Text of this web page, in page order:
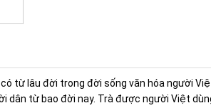
từ lâu đời trong đời sống văn hóa người
dân từ bao đời nay. Trà được người Việt